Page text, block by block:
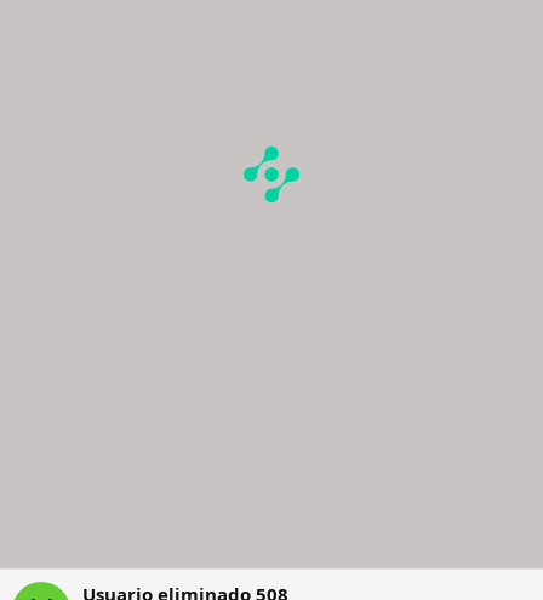
Usuario eliminado 508